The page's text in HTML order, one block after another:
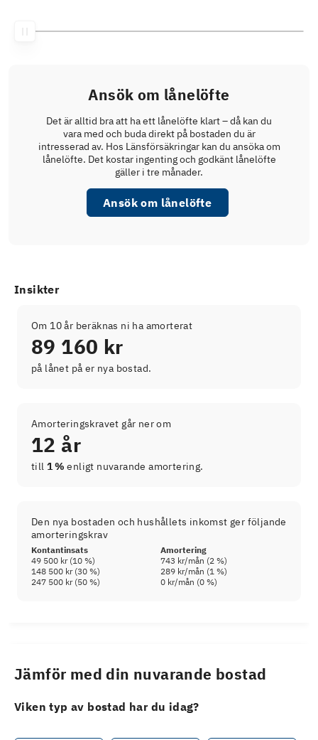
Ansök om lånelöfte
Det är alltid bra att ha ett lånelöfte klart – då kan du
vara med och buda direkt på bostaden du är
intresserad av. Hos Länsförsäkringar kan du ansöka om
lånelöfte. Det kostar ingenting och godkänt lånelöfte
gäller i tre månader.
Ansök om lånelöfte
Insikter
Om 10 år beräknas ni ha amorterat
89 160 kr
på lånet på er nya bostad.
Amorteringskravet går ner om
12 år
till 1 % enligt nuvarande amortering.
Den nya bostaden och hushållets inkomst ger följande
amorteringskrav
Kontantinsats
Amortering
49 500 kr(10 %) 743 kr/mån (2 %)
148 500 kr(30 %) 289 kr/mån (1 %)
247 500 kr(50 %) 0 kr/mån (0 %)
Jämför med din nuvarande bostad
Viken typ av bostad har du idag?